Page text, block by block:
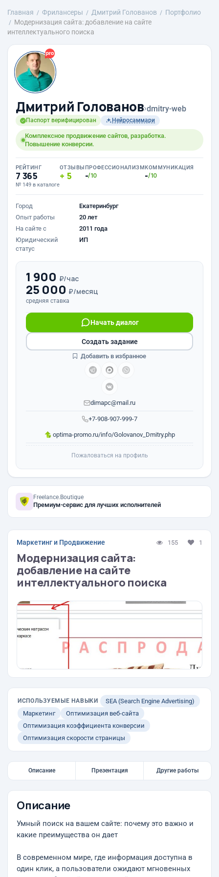
Главная Фрилансеры Дмитрий Голованов
Портфолио
Модернизация сайта: добавление на сайте
интеллектуального поиска
Дмитрий Голованов›dmitry-web
Паспорт верифицирован Нейросаммари
Комплексное продвижение сайтов, разработка.
Повышение конверсии.
РЕЙТИНГ
7 365
№ 149 в каталоге
ОТЗЫВЫ
5
ПРОФЕССИОНАЛИЗМ
-/10
КОММУНИКАЦИЯ
-/10
Город
Екатеринбург
Опыт работы
20 лет
На сайте с
2011 года
Юридический
статус
ИП
1 900 ₽/час
25 000 ₽/месяц
средняя ставка
+7-908-907-999-7
Начать диалог
dimapc@mail.ru
optima-promo.ru/info/Golovanov_Dmitry.php
Создать задание
Добавить в избранное
Пожаловаться на профиль
Freelance.Boutique
Премиум-сервис для лучших исполнителей
Маркетинг и Продвижение 155 1
Модернизация сайта:
добавление на сайте
интеллектуального поиска
ИСПОЛЬЗУЕМЫЕ НАВЫКИ
SEA (Search Engine Advertising)
Маркетинг
Оптимизация веб-сайта
Оптимизация коэффициента конверсии
Оптимизация скорости страницы
Описание Презентация Другие работы
Описание
Умный поиск на вашем сайте: почему это важно и
какие преимущества он дает
В современном мире, где информация доступна в
один клик, а пользователи ожидают мгновенных